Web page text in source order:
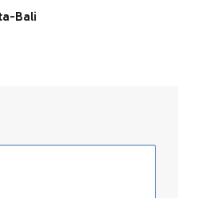
Bali